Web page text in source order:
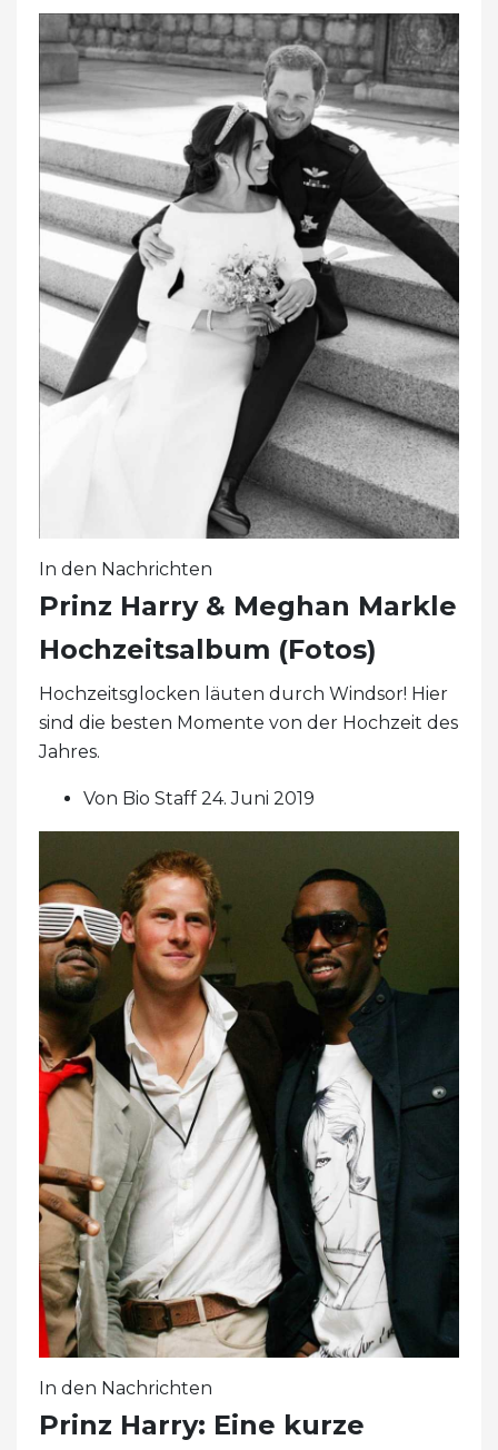
In den Nachrichten
Prinz Harry & Meghan Markle
Hochzeitsalbum (Fotos)
Hochzeitsglocken läuten durch Windsor! Hier
sind die besten Momente von der Hochzeit des
Jahres.
Von Bio Staff 24. Juni 2019
In den Nachrichten
Prinz Harry: Eine kurze